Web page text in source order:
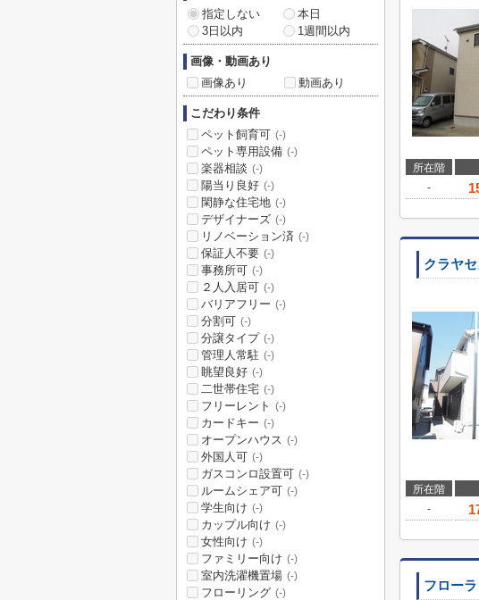
所在階
-
クラヤ
所在階
-
フロー
指定しない
本日
3日以内
1週間以内
画像・動画あり
画像あり
動画あり
こだわり条件
ペット飼育可 (-)
ペット専用設備 (-)
楽器相談 (-)
陽当り良好 (-)
閑静な住宅地 (-)
デザイナーズ (-)
リノベーション済 (-)
保証人不要 (-)
事務所可 (-)
２人入居可 (-)
バリアフリー (-)
分割可 (-)
分譲タイプ (-)
管理人常駐 (-)
眺望良好 (-)
二世帯住宅 (-)
フリーレント (-)
カードキー (-)
オープンハウス (-)
外国人可 (-)
ガスコンロ設置可 (-)
ルームシェア可 (-)
学生向け (-)
カップル向け (-)
女性向け (-)
ファミリー向け (-)
室内洗濯機置場 (-)
フローリング (-)